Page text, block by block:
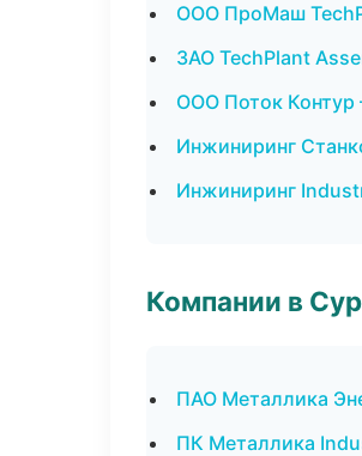
ООО ПроМаш
ЗАО TechPlant
ООО Поток
Инжиниринг
Инжиниринг
Компании в
ПАО Металлика
ПК Металлика